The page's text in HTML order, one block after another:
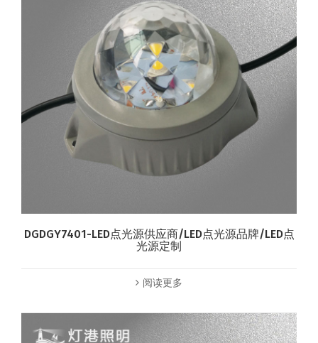
DGDGY7401-LED点光源供应商/LED点光源品牌/LED点
光源定制
阅读更多